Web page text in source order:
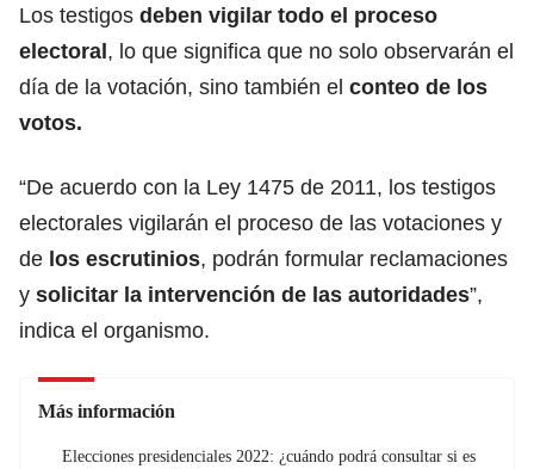
Los testigos deben vigilar todo el proceso
electoral, lo que significa que no solo observarán el
día de la votación, sino también el conteo de los
votos.
“De acuerdo con la Ley 1475 de 2011, los testigos
electorales vigilarán el proceso de las votaciones y
de los escrutinios, podrán formular reclamaciones
y solicitar la intervención de las autoridades”,
indica el organismo.
Más información
Elecciones presidenciales 2022: ¿cuándo podrá consultar si es